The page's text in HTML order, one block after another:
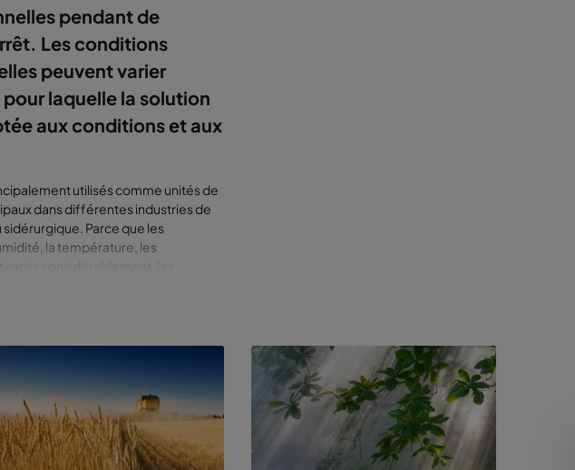
pendant de
Les conditions
peuvent varier
laquelle la solution
aux conditions et aux
utilisés comme unités de
dans différentes industries de
Parce que les
la température, les
varier considérablement, les
personnalisés pour
de turbomachine, en tenant
doit être personnalisée. De
pour résister aux risques de
charge, une longue durée de vie et
pour accroître votre
de filtre EPAoffertes par